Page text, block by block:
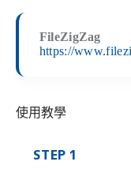
FileZigZag
https://
使用教學
STEP 1